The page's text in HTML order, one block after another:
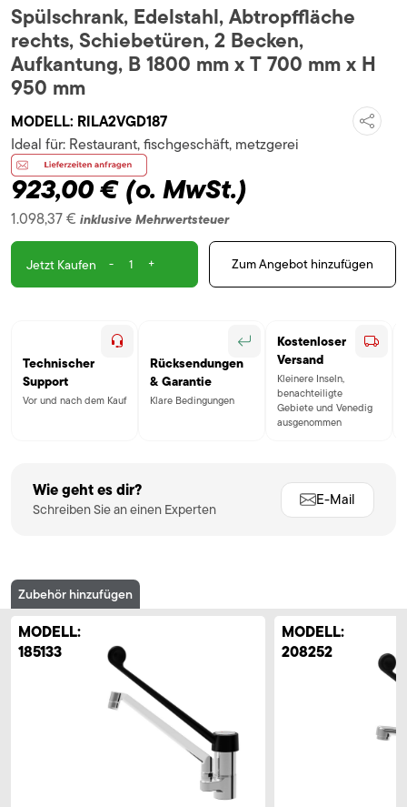
Spülschrank, Edelstahl, Abtropffläche
rechts, Schiebetüren, 2 Becken,
Aufkantung, B 1800 mm x T 700 mm x H
950 mm
MODELL: RILA2VGD187
923,00 €(o. MwSt.)
1.098,37 € inklusive Mehrwertsteuer
Ideal für: Restaurant, fischgeschäft, metzgerei
Jetzt Kaufen - + Zum Angebot hinzufügen
Technischer
Support
Vor und nach dem Kauf
Rücksendungen
& Garantie
Klare Bedingungen
Kostenloser
Versand
Kleinere Inseln,
benachteiligte
Gebiete und Venedig
ausgenommen
Wie geht es dir?
Schreiben Sie an einen Experten
E-Mail
Zubehör hinzufügen
MODELL:
185133
MODELL:
208252